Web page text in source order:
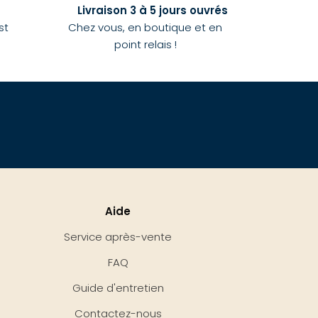
Livraison 3 à 5 jours ouvrés
Chez vous, en boutique et en
point relais !
Aide
Service après-vente
FAQ
Guide d'entretien
Contactez-nous